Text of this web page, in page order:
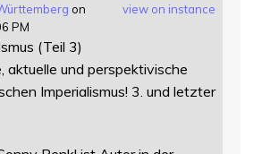
view on instance
on
PM
(Teil 3)
aktuelle und perspektivische
Imperialismus! 3. und letzter